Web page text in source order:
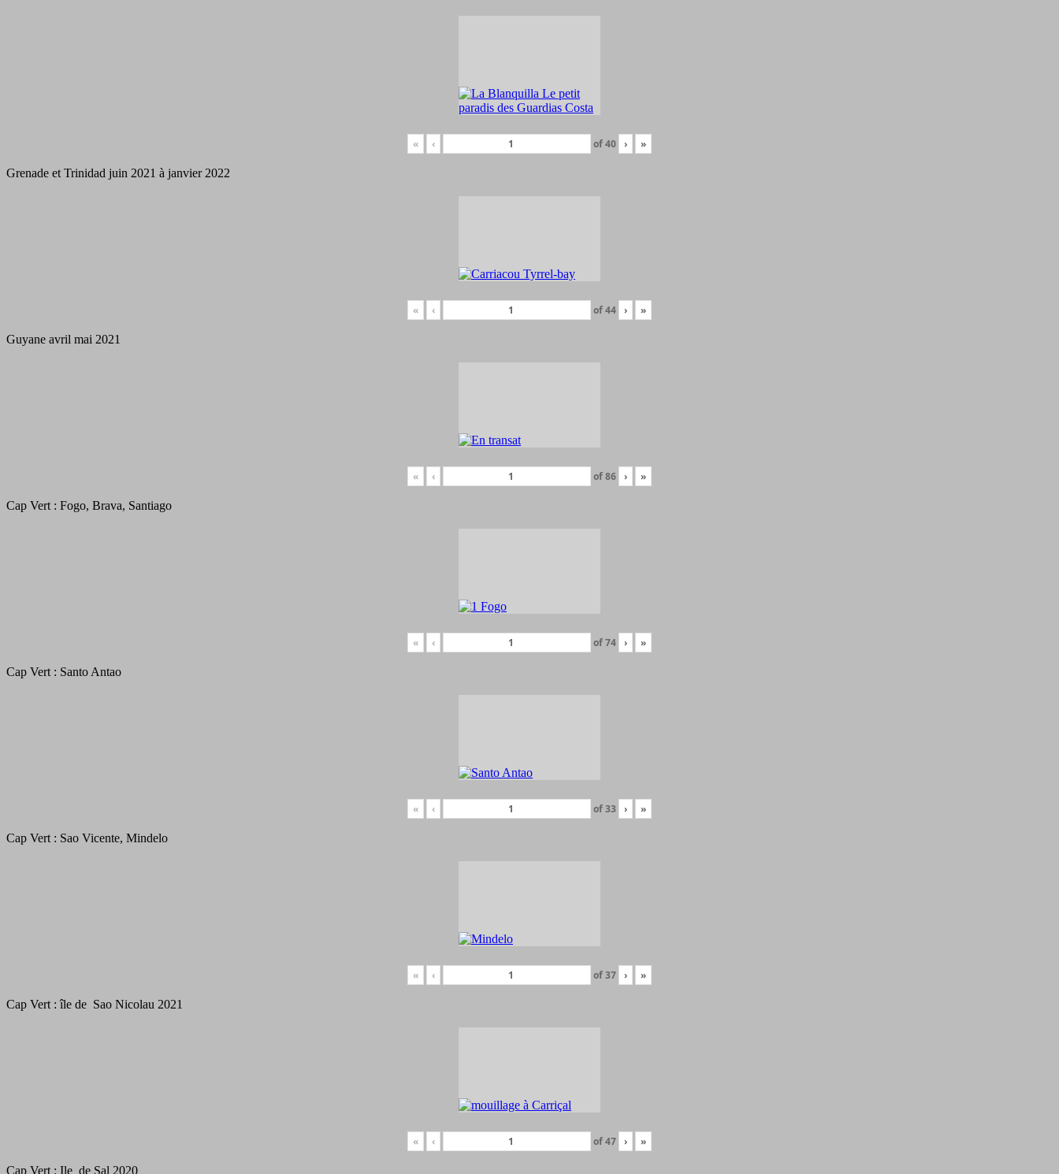
« ‹ of40 › »
Grenade et Trinidad juin 2021 à janvier 2022
« ‹ of44 › »
Guyane avril mai 2021
« ‹ of86 › »
Cap Vert : Fogo, Brava, Santiago
« ‹ of74 › »
Cap Vert : Santo Antao
« ‹ of33 › »
Cap Vert : Sao Vicente, Mindelo
« ‹ of37 › »
Cap Vert : île de Sao Nicolau 2021
« ‹ of47 › »
Cap Vert : Ile de Sal 2020